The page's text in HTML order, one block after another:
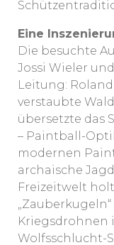
Eine
Die besuchte
Jossi Wieler
Leitung:
verstaubte
übersetzte das
– Paintball-
modernen
archaische
Freizeitwelt
Kriegsdrohnen
Wolfsschlucht-